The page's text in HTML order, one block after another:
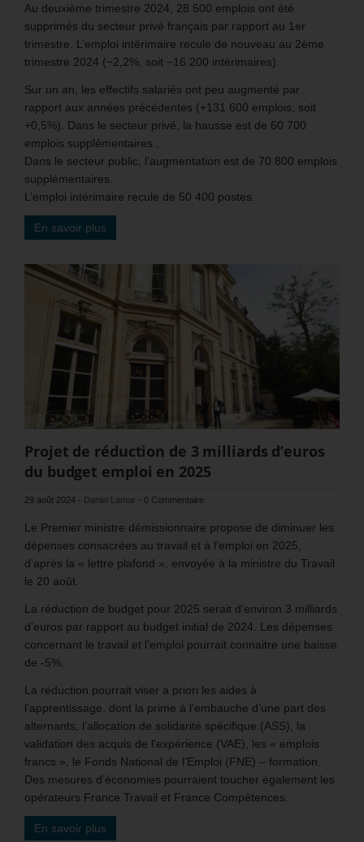
Au deuxième trimestre 2024, 28 500 emplois ont été
supprimés du secteur privé français par rapport au 1er
trimestre. L’emploi intérimaire recule de nouveau au 2ème
trimestre 2024 (−2,2%, soit −16 200 intérimaires).
Sur un an, les effectifs salariés ont peu augmenté par
rapport aux années précédentes (+131 600 emplois, soit
+0,5%). Dans le secteur privé, la hausse est de 60 700
emplois supplémentaires ;
Dans le secteur public, l’augmentation est de 70 800 emplois
supplémentaires.
L’emploi intérimaire recule de 50 400 postes.
En savoir plus
Projet de réduction de 3 milliards d’euros
du budget emploi en 2025
29 août 2024 - Daniel Lamar - 0 Commentaire
Le Premier ministre démissionnaire propose de diminuer les
dépenses consacrées au travail et à l’emploi en 2025,
d’après la « lettre plafond », envoyée à la ministre du Travail
le 20 août.
La réduction de budget pour 2025 serait d’environ 3 milliards
d’euros par rapport au budget initial de 2024. Les dépenses
concernant le travail et l’emploi pourrait connaitre une baisse
de -5%.
La réduction pourrait viser a priori les aides à
l’apprentissage, dont la prime à l’embauche d’une part des
alternants, l’allocation de solidarité spécifique (ASS), la
validation des acquis de l’expérience (VAE), les « emplois
francs », le Fonds National de l’Emploi (FNE) – formation.
Des mesures d’économies pourraient toucher également les
opérateurs France Travail et France Compétences.
En savoir plus